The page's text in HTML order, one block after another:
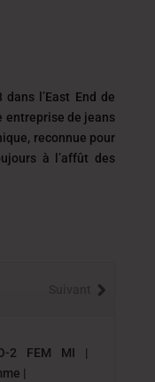
l’East End de
entreprise de jeans
reconnue pour
à l’affût des
2 FEM MI |
|